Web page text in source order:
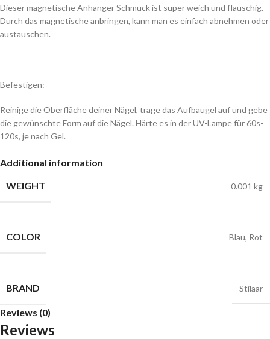
Dieser magnetische Anhänger Schmuck ist super weich und flauschig.
Durch das magnetische anbringen, kann man es einfach abnehmen oder
austauschen.
Befestigen:
Reinige die Oberfläche deiner Nägel, trage das Aufbaugel auf und gebe
die gewünschte Form auf die Nägel. Härte es in der UV-Lampe für 60s-
120s, je nach Gel.
Additional information
WEIGHT
0.001 kg
COLOR Blau, Rot
BRAND Stilaar
Reviews (0)
Reviews